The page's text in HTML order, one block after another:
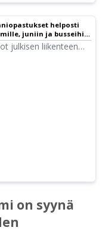
helposti
juniin ja busseihin
julkisen liikenteen
on syynä